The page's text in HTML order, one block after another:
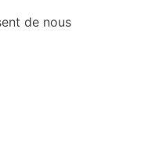
de nous